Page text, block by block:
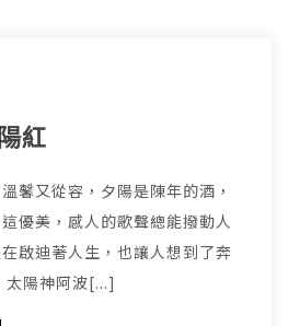
紅
馨又從容，夕陽是陳年的酒，
優美，感人的歌聲總能撥動人
啟迪著人生，也讓人想到了奔
太陽神阿波[...]